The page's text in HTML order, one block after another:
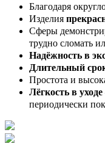
Благодаря
Изделия
Сферы
трудно сломать
Надёжность в
Длительный
Простота и
Лёгкость в уходе
периодически